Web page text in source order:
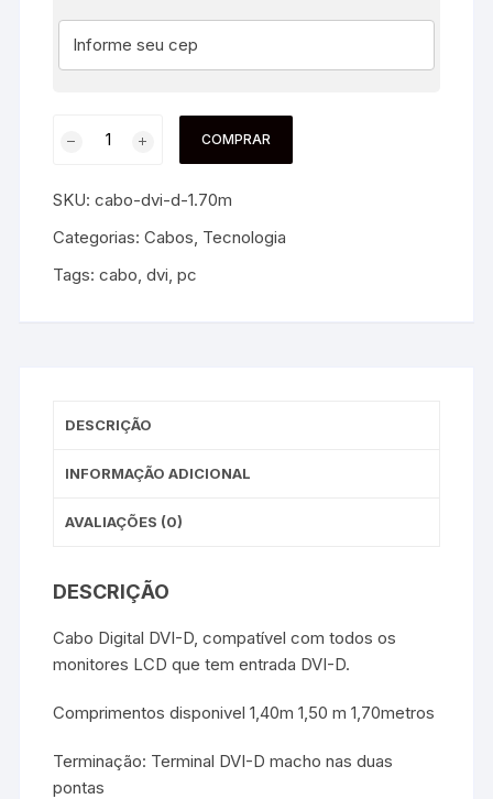
COMPRAR
SKU:cabo-dvi-d-1.70m
Categorias:Cabos, Tecnologia
Tags:cabo,dvi,pc
DESCRIÇÃO
INFORMAÇÃO ADICIONAL
AVALIAÇÕES (0)
DESCRIÇÃO
Cabo Digital DVI-D, compatível com todos os
monitores LCD que tem entrada DVI-D.
Comprimentos disponivel 1,40m 1,50 m 1,70metros
Terminação: Terminal DVI-D macho nas duas
pontas